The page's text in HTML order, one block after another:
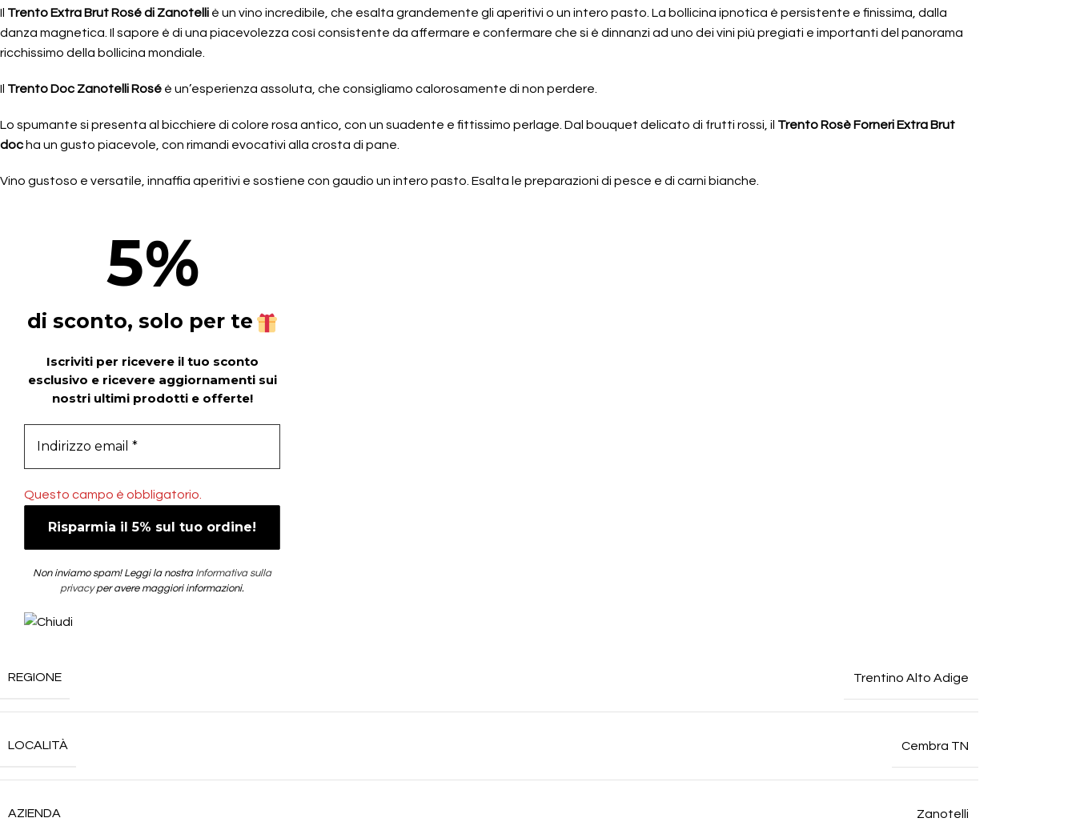
Il Trento Extra Brut Rosé di Zanotelli è un vino incredibile, che esalta grandemente gli aperitivi o un intero pasto. La bollicina ipnotica è persistente e finissima, dalla
danza magnetica. Il sapore è di una piacevolezza così consistente da affermare e confermare che si è dinnanzi ad uno dei vini più pregiati e importanti del panorama
ricchissimo della bollicina mondiale.
Il Trento Doc Zanotelli Rosé è un’esperienza assoluta, che consigliamo calorosamente di non perdere.
Lo spumante si presenta al bicchiere di colore rosa antico, con un suadente e fittissimo perlage. Dal bouquet delicato di frutti rossi, il Trento Rosè Forneri Extra Brut
doc ha un gusto piacevole, con rimandi evocativi alla crosta di pane.
Vino gustoso e versatile, innaffia aperitivi e sostiene con gaudio un intero pasto. Esalta le preparazioni di pesce e di carni bianche.
5%
di sconto, solo per te
Iscriviti per ricevere il tuo sconto
esclusivo e ricevere aggiornamenti sui
nostri ultimi prodotti e offerte!
Questo campo è obbligatorio.
Non inviamo spam! Leggi la nostra Informativa sulla
privacyper avere maggiori informazioni.
REGIONE Trentino Alto Adige
LOCALITÀ Cembra TN
AZIENDA Zanotelli